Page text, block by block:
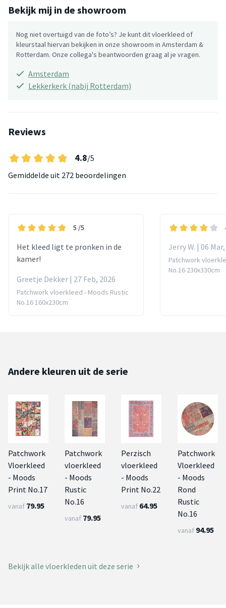
Bekijk mij in de showroom
Nog niet overtuigd van de foto’s? Je kunt dit vloerkleed of
kleurstaal hiervan bekijken in onze showroom in Amsterdam &
Rotterdam. Onze collega's beantwoorden graag al je vragen.
Amsterdam
Lekkerkerk (nabij Rotterdam)
Reviews
4.8/5
Gemiddelde uit 272 beoordelingen
5 /5
Het kleed ligt te pronken in de
kamer!
Greetje Dekker | 27 Feb, 2026
Patchwork vloerkleed - Moods Rustic
No.16 160x230cm
Jerry W. | 06
Patchwork
No.16 230x330cm
Andere kleuren uit de serie
Patchwork
Vloerkleed
- Moods
Print No.17
vanaf 79.95
Patchwork
vloerkleed
- Moods
Rustic
No.16
vanaf 79.95
Perzisch
vloerkleed
- Moods
Print No.22
vanaf 64.95
Patchwork
Vloerkleed
- Moods
Rond
Rustic
No.16
vanaf 94.95
Bekijk alle vloerkleden uit deze serie